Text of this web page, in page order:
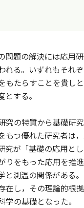
題の解決には応用
る。いずれもそれぞ
たらすことを貴し
する。
の特質から基礎研
つ優れた研究者は
が「基礎の応用と
りをもった応用を推
測温の関係がある
し，その理論的根
の基礎となった。